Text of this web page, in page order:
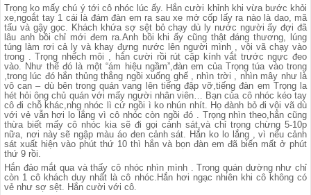
Trọng ko mấy chú ý tới cô nhóc lúc ấy. Hắn cười khỉnh khi vừa bước khỏi
xe,ngoắt tay 1 cái là đám đàn em ra sau xe mở cốp lấy ra nào là dao, mã
tấu và gậy gọc. Khách khứa sợ sệt bỏ chạy dù ly nước người ấy đợi đã
lâu anh bồi chỉ mới đem ra.Anh bồi khi ấy cũng thật đáng thương, lúng
túng làm rơi cả ly và khay đựng nước lên người mình , vội vã chạy vào
trong . Trọng nhếch môi , hắn cười rồi rút cặp kính vắt trước ngực đeo
vào. Như thể đó là một “ám hiệu ngầm”,đàn em của Trọng túa vào trong
,trong lúc đó hắn thủng thẳng ngồi xuống ghế , nhìn trời , nhìn mây như là
vô can – dù bên trong quán vang lên tiếng đập vỡ,tiếng đàn em Trọng la
hét hỏi ông chủ quán với mấy người nhân viên… Bạn của cô nhóc kéo tay
cô đi chỗ khác,nhg nhóc lì cứ ngồi ì ko nhún nhít. Họ đành bỏ đi vội vã dù
với vẻ vẫn hơi lo lắng vì cô nhóc còn ngồi đó . Trọng nhìn theo,hắn cũng
thừa biết mấy cô nhóc kia sẽ đi gọi cảnh sát,và chỉ trong chừng 5-10p
nữa, nơi này sẽ ngập màu áo đen cảnh sát. Hắn ko lo lắng , vì nếu cảnh
sát xuất hiện vào phút thứ 10 thì hắn và bọn đàn em đã biến mất ở phút
thứ 9 rồi.
Hắn đảo mắt qua và thấy cô nhóc nhìn mình . Trong quán dường như chỉ
còn 1 cô khách duy nhất là cô nhóc.Hắn hơi ngạc nhiên khi cô không có
vẻ như sợ sệt. Hắn cười với cô.